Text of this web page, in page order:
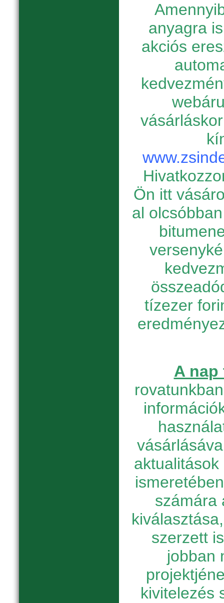
anyagra
akciós
Ön itt
al
tízezer
A
számára
szerzett
jobban
kivitelezés